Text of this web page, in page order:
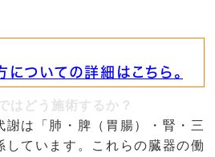
についての詳細はこちら。
はどう施術するか？
謝は「肺・脾（胃腸）・腎・三
しています。これらの臓器の働